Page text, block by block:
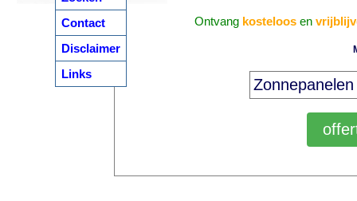
Contact
Disclaimer
Links
Ontvang kosteloosen